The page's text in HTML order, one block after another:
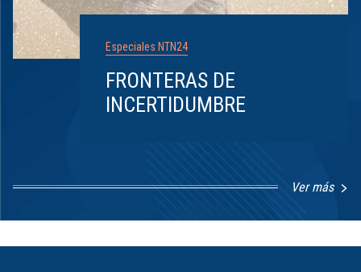
Especiales NTN24
FRONTERAS DE
INCERTIDUMBRE
Ver más
8